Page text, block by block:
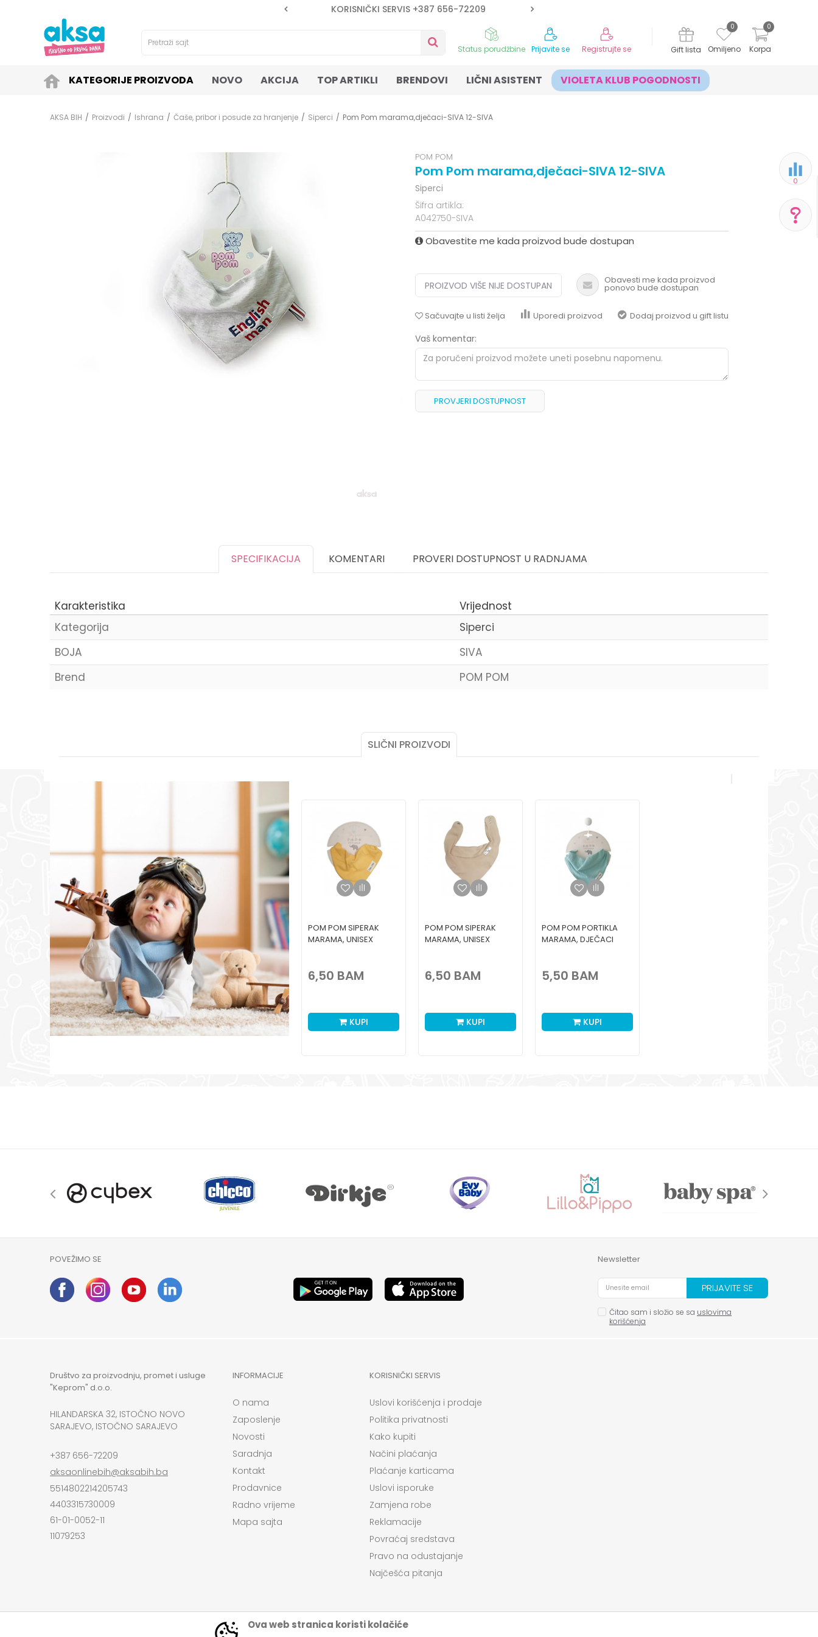
KORISNIČKI SERVIS +387 656-72209
Pretraži sajt
Korpa
0
Omiljeno
0
Gift lista
Prijavite se Registrujte se
Status porudžbine
KATEGORIJE PROIZVODA NOVO AKCIJA TOP ARTIKLI BRENDOVI LIČNI ASISTENT VIOLETA KLUB POGODNOSTI
0
AKSA BIH Proizvodi Ishrana Čaše, pribor i posude za hranjenje Siperci Pom Pom marama,dječaci-SIVA 12-SIVA
POM POM
Pom Pom marama,dječaci-SIVA 12-SIVA
Siperci
Šifra artikla:
A042750-SIVA
Obavestite me kada proizvod bude dostupan
PROIZVOD VIŠE NIJE DOSTUPAN Obavesti me kada proizvod
ponovo bude dostupan
Sačuvajte u listi želja Uporedi proizvod Dodaj proizvod u gift listu
Vaš komentar:
PROVJERI DOSTUPNOST
pomoć i porudžbine
+387 656-72209
Pon-Subota: 09:00-
aksaonlinebih@aksabih.ba
SPECIFIKACIJA KOMENTARI PROVERI DOSTUPNOST U RADNJAMA
Karakteristika
Vrijednost
Kategorija
Siperci
BOJA
SIVA
Brend
POM POM
SLIČNI PROIZVODI
POM POM SIPERAK
MARAMA, UNISEX
6,50 BAM
KUPI
POM POM SIPERAK
MARAMA, UNISEX
6,50 BAM
KUPI
POM POM PORTIKLA
MARAMA, DJEČACI
5,50 BAM
KUPI
POVEŽIMO SE Newsletter
PRIJAVITE SE
Čitao sam i složio se sa uslovima
korišćenja
Društvo za proizvodnju, promet i usluge
"Keprom" d.o.o.
HILANDARSKA 32, ISTOČNO NOVO
SARAJEVO, ISTOČNO SARAJEVO
+387 656-72209
aksaonlinebih@aksabih.ba
5514802214205743
4403315730009
61-01-0052-11
11079253
INFORMACIJE
O nama
Zaposlenje
Novosti
Saradnja
Kontakt
Prodavnice
Radno vrijeme
Mapa sajta
KORISNIČKI SERVIS
Uslovi korišćenja i prodaje
Politika privatnosti
Kako kupiti
Načini plaćanja
Plaćanje karticama
Uslovi isporuke
Zamjena robe
Reklamacije
Povraćaj sredstava
Pravo na odustajanje
Najčešća pitanja
Ova web stranica koristi kolačiće